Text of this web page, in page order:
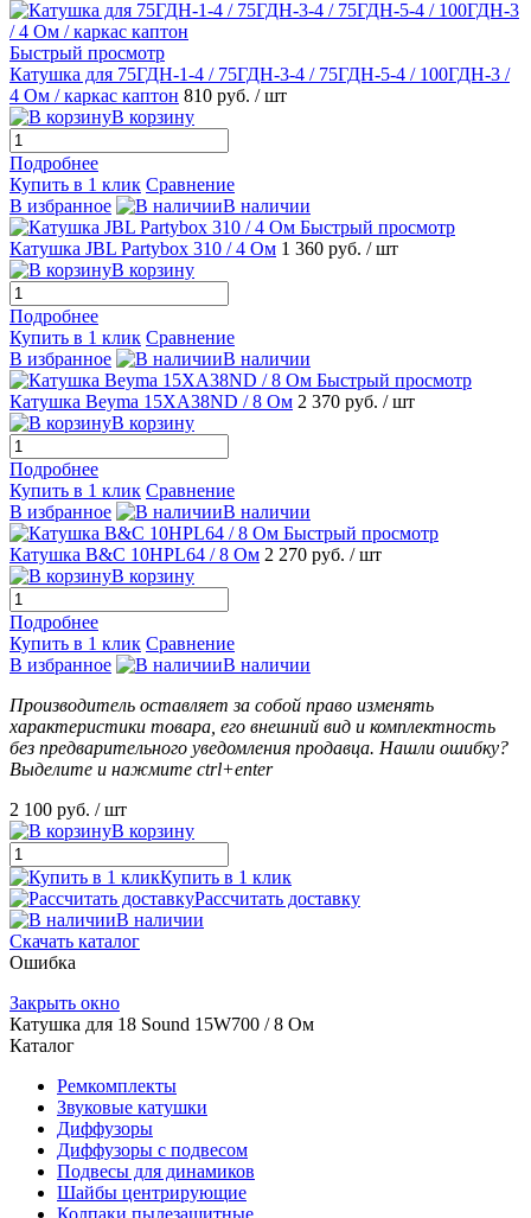
Быстрый просмотр
Катушка для 75ГДН-1-4 / 75ГДН-3-4 / 75ГДН-5-4 / 100ГДН-3 /
4 Ом / каркас каптон 810 руб. / шт
В корзину
Подробнее
Купить в 1 клик Сравнение
В избранное
В наличии
Быстрый просмотр
Катушка JBL Partybox 310 / 4 Ом 1 360 руб. / шт
В корзину
Подробнее
Купить в 1 клик Сравнение
В избранное
В наличии
Быстрый просмотр
Катушка Beyma 15XA38ND / 8 Ом 2 370 руб. / шт
В корзину
Подробнее
Купить в 1 клик Сравнение
В избранное
В наличии
Быстрый просмотр
Катушка B&C 10HPL64 / 8 Ом 2 270 руб. / шт
В корзину
Подробнее
Купить в 1 клик Сравнение
В избранное
В наличии
Производитель оставляет за собой право изменять
характеристики товара, его внешний вид и комплектность
без предварительного уведомления продавца. Нашли ошибку?
Выделите и нажмите ctrl+enter
2 100 руб. / шт
В корзину
Купить в 1 клик
Рассчитать доставку
В наличии
Скачать каталог
Ошибка
Закрыть окно
Катушка для 18 Sound 15W700 / 8 Ом
Каталог
Ремкомплекты
Звуковые катушки
Диффузоры
Диффузоры с подвесом
Подвесы для динамиков
Шайбы центрирующие
Колпаки пылезащитные